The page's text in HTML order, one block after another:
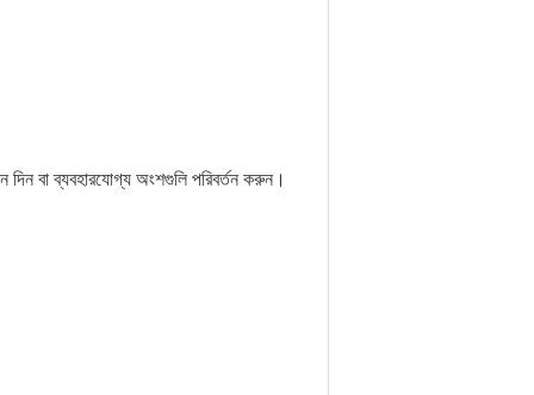
বা ব্যবহারযোগ্য অংশগুলি পরিবর্তন করুন।